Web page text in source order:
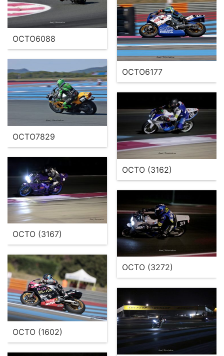
OCTO6088
OCTO6177
OCTO7829
OCTO (3162)
OCTO (3167)
OCTO (3272)
OCTO (1602)